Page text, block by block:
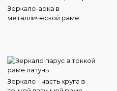
Зеркало-арка в
металлической раме
Зеркало - часть круга в